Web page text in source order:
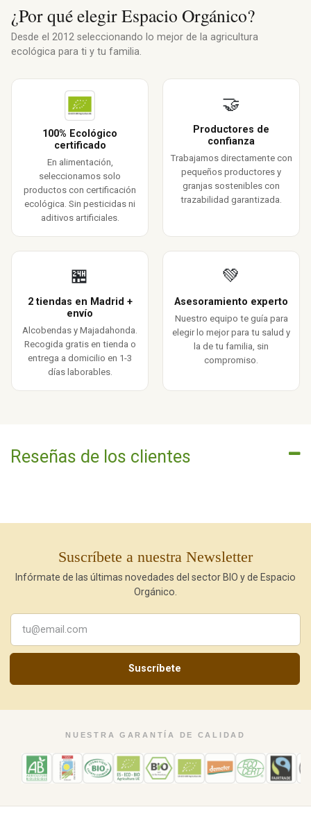
¿Por qué elegir Espacio Orgánico?
Desde el 2012 seleccionando lo mejor de la agricultura
ecológica para ti y tu familia.
100% Ecológico
certificado
En alimentación,
seleccionamos solo
productos con certificación
ecológica. Sin pesticidas ni
aditivos artificiales.
🤝
Productores de
confianza
Trabajamos directamente con
pequeños productores y
granjas sostenibles con
trazabilidad garantizada.
🏪
2 tiendas en Madrid +
envío
Alcobendas y Majadahonda.
Recogida gratis en tienda o
entrega a domicilio en 1-3
días laborables.
💚
Asesoramiento experto
Nuestro equipo te guía para
elegir lo mejor para tu salud y
la de tu familia, sin
compromiso.
Reseñas de los clientes
Suscríbete a nuestra Newsletter
Infórmate de las últimas novedades del sector BIO y de Espacio
Orgánico.
Suscríbete
NUESTRA GARANTÍA DE CALIDAD